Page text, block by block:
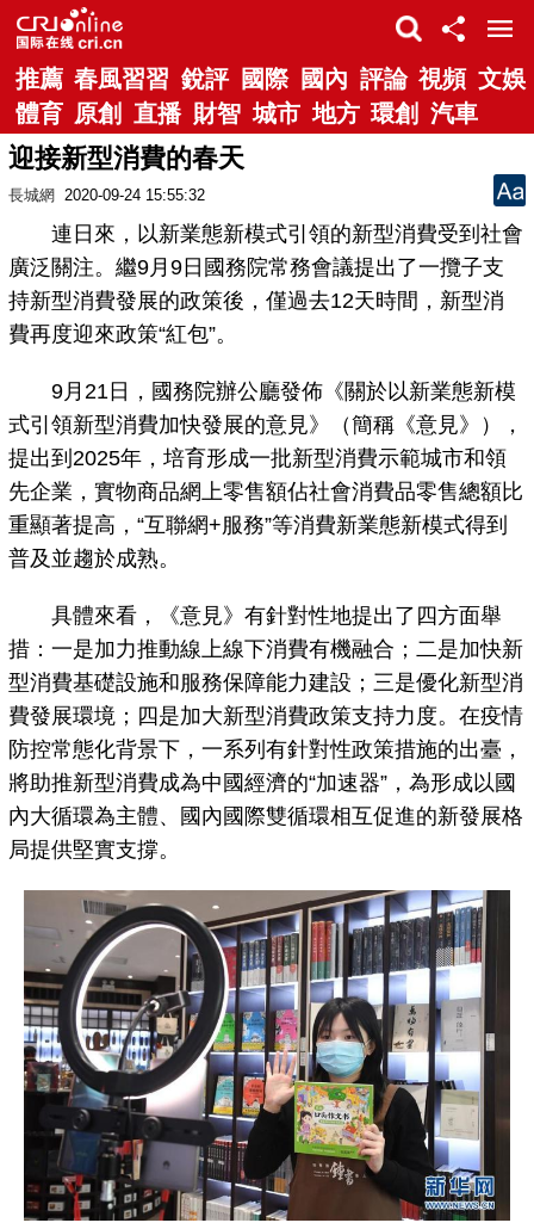
推薦 春風習習 銳評 國際 國內 評論 視頻 文娛
體育 原創 直播 財智 城市 地方 環創 汽車
迎接新型消費的春天
長城網 2020-09-24 15:55:32
連日來，以新業態新模式引領的新型消費受到社會
廣泛關注。繼9月9日國務院常務會議提出了一攬子支
持新型消費發展的政策後，僅過去12天時間，新型消
費再度迎來政策“紅包”。
9月21日，國務院辦公廳發佈《關於以新業態新模
式引領新型消費加快發展的意見》（簡稱《意見》），
提出到2025年，培育形成一批新型消費示範城市和領
先企業，實物商品網上零售額佔社會消費品零售總額比
重顯著提高，“互聯網+服務”等消費新業態新模式得到
普及並趨於成熟。
具體來看，《意見》有針對性地提出了四方面舉
措：一是加力推動線上線下消費有機融合；二是加快新
型消費基礎設施和服務保障能力建設；三是優化新型消
費發展環境；四是加大新型消費政策支持力度。在疫情
防控常態化背景下，一系列有針對性政策措施的出臺，
將助推新型消費成為中國經濟的“加速器”，為形成以國
內大循環為主體、國內國際雙循環相互促進的新發展格
局提供堅實支撐。